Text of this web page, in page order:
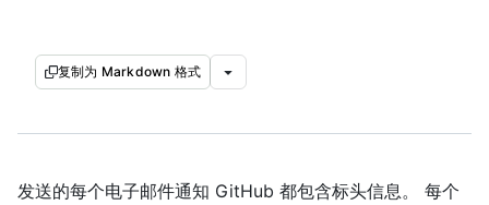
复制为 Markdown 格式
发送的每个电子邮件通知 GitHub 都包含标头信息。 每个